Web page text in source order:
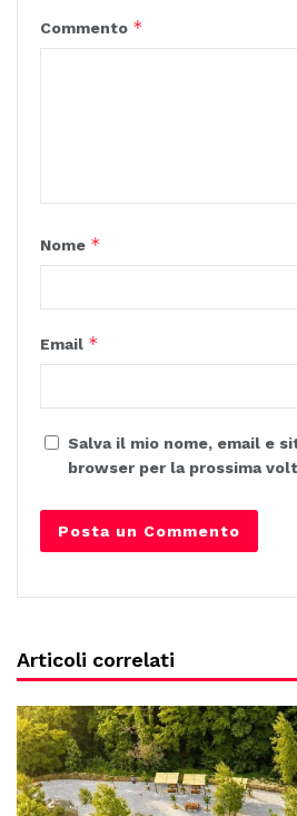
Commento *
Nome *
Email *
Salva il mio nome, email e
browser per la prossima
Articoli correlati